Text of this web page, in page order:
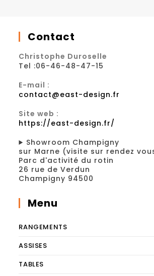
Contact
Christophe Duroselle
Tel :06-46-48-47-15
E-mail :
contact@east-design.fr
Site web :
https://east-design.fr/
Showroom Champigny
sur Marne (visite sur rendez
Parc d'activité du rotin
26 rue de Verdun
Champigny 94500
Menu
RANGEMENTS
ASSISES
TABLES